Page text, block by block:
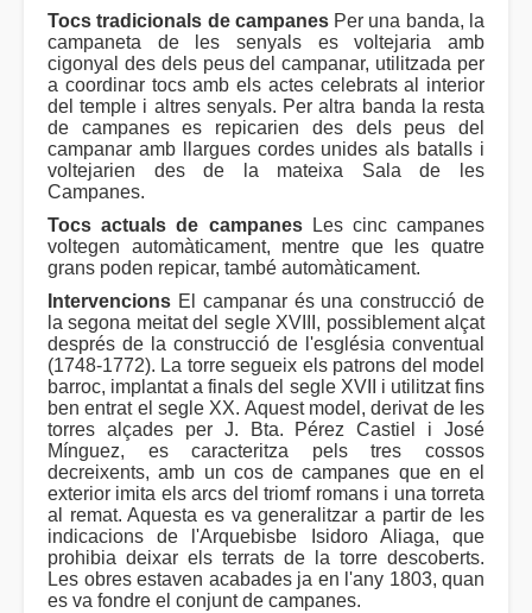
Tocs tradicionals de campanesPer una banda, la
campaneta de les senyals es voltejaria amb
cigonyal des dels peus del campanar, utilitzada per
a coordinar tocs amb els actes celebrats al interior
del temple i altres senyals. Per altra banda la resta
de campanes es repicarien des dels peus del
campanar amb llargues cordes unides als batalls i
voltejarien des de la mateixa Sala de les
Campanes.
Tocs actuals de campanesLes cinc campanes
voltegen automàticament, mentre que les quatre
grans poden repicar, també automàticament.
Intervencions El campanar és una construcció de
la segona meitat del segle XVIII, possiblement alçat
després de la construcció de l'església conventual
(1748-1772). La torre segueix els patrons del model
barroc, implantat a finals del segle XVII i utilitzat fins
ben entrat el segle XX. Aquest model, derivat de les
torres alçades per J. Bta. Pérez Castiel i José
Mínguez, es caracteritza pels tres cossos
decreixents, amb un cos de campanes que en el
exterior imita els arcs del triomf romans i una torreta
al remat. Aquesta es va generalitzar a partir de les
indicacions de l'Arquebisbe Isidoro Aliaga, que
prohibia deixar els terrats de la torre descoberts.
Les obres estaven acabades ja en l'any 1803, quan
es va fondre el conjunt de campanes.